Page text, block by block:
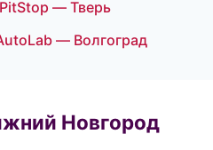
— Тверь
— Волгоград
Новгород